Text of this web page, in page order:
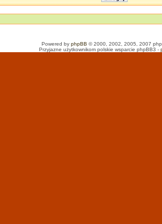
Powered by phpBB © 2000, 2002, 2005, 2007
Przyjazne użytkownikom polskie wsparcie phpBB3 -